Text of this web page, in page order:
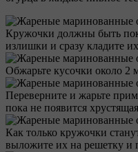
Кружочки должны быть
излишки и сразу кладите
Обжарьте кусочки около 2
Переверните и жарьте
пока не появится
Как только кружочки
выложите их на решетку и